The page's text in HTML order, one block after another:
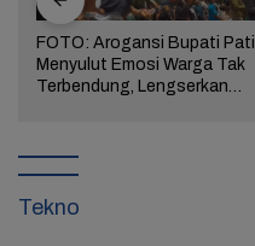
FOTO: Arogansi Bupati Pati
Menyulut Emosi Warga Tak
Terbendung, Lengserkan
Tekno